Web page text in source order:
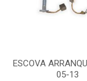
ESCOVA
05-13